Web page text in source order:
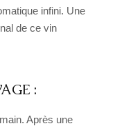
infini. Une
de ce vin
:
Après une